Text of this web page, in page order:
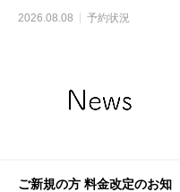
2026.08.08 予約状況
ご新規の方 料金改定のお知